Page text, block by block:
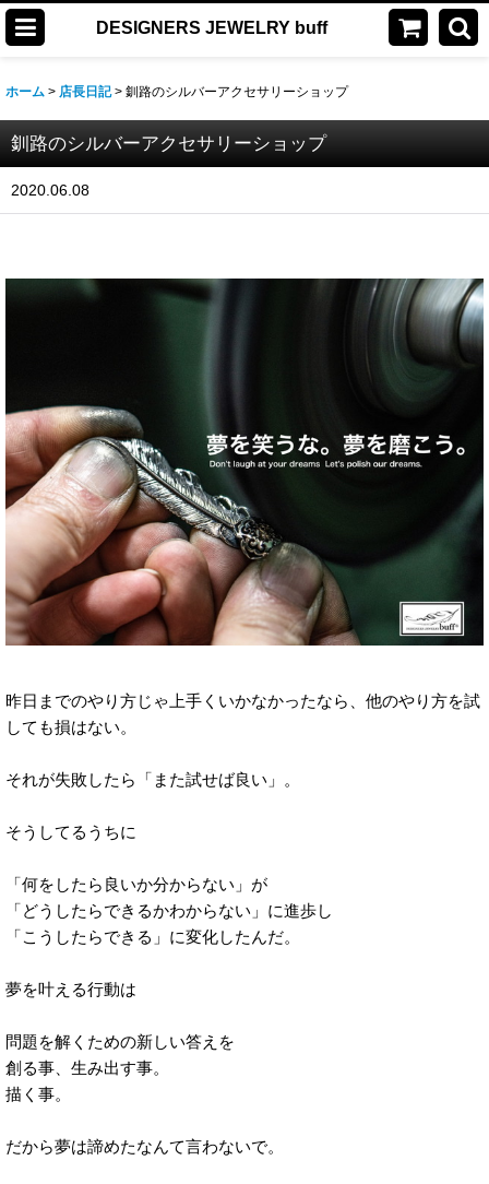
DESIGNERS JEWELRY buff
ホーム > 店長日記 > 釧路のシルバーアクセサリーショップ
釧路のシルバーアクセサリーショップ
2020.06.08
昨日までのやり方じゃ上手くいかなかったなら、他のやり方を試
しても損はない。
それが失敗したら「また試せば良い」。
そうしてるうちに
「何をしたら良いか分からない」が
「どうしたらできるかわからない」に進歩し
「こうしたらできる」に変化したんだ。
夢を叶える行動は
問題を解くための新しい答えを
創る事、生み出す事。
描く事。
だから夢は諦めたなんて言わないで。